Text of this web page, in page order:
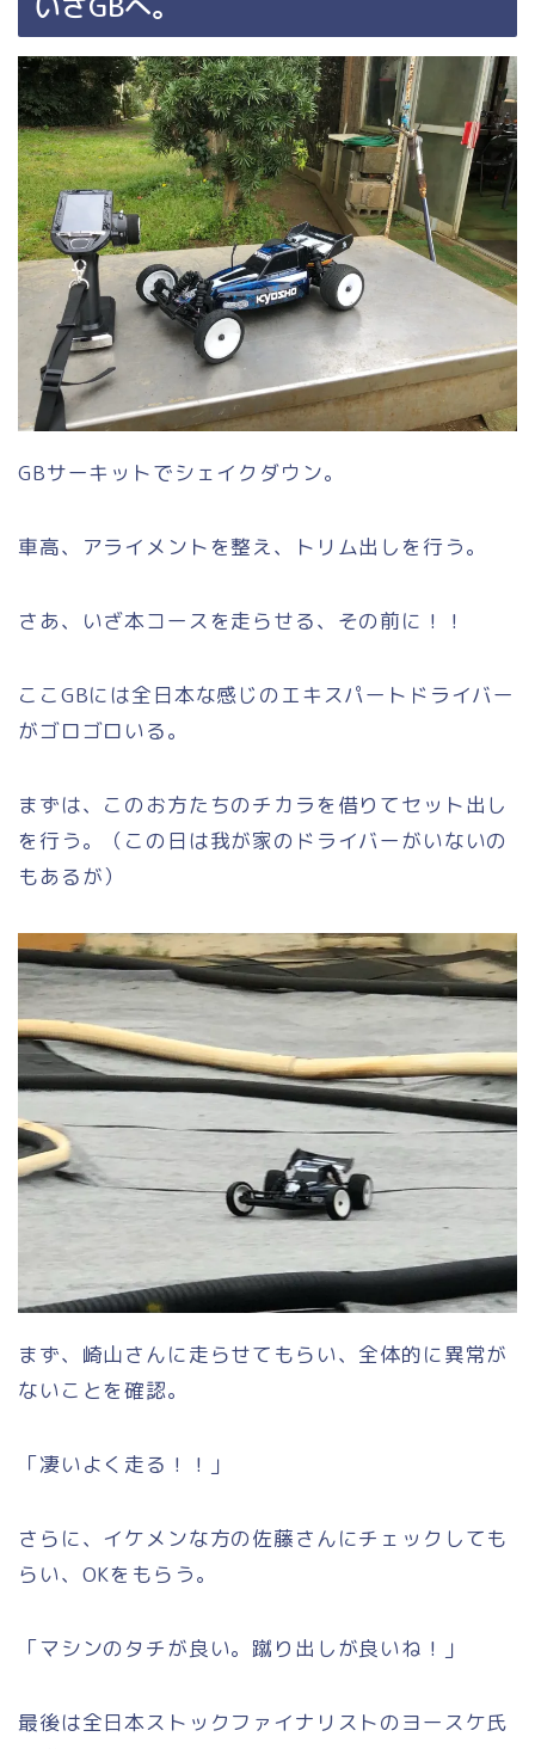
GBサーキットでシェイクダウン。
車高、アライメントを整え、トリム出しを行う。
さあ、いざ本コースを走らせる、その前に！！
ここGBには全日本な感じのエキスパートドライバー
がゴロゴロいる。
まずは、このお方たちのチカラを借りてセット出し
を行う。（この日は我が家のドライバーがいないの
もあるが）
まず、崎山さんに走らせてもらい、全体的に異常が
ないことを確認。
「凄いよく走る！！」
さらに、イケメンな方の佐藤さんにチェックしても
らい、OKをもらう。
「マシンのタチが良い。蹴り出しが良いね！」
最後は全日本ストックファイナリストのヨースケ氏